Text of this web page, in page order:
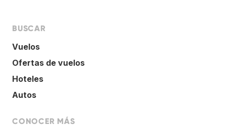
BUSCAR
Vuelos
Ofertas de vuelos
Hoteles
Autos
CONOCER MÁS